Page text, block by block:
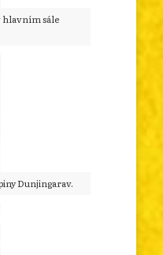
hlavním sále
Dunjingarav.